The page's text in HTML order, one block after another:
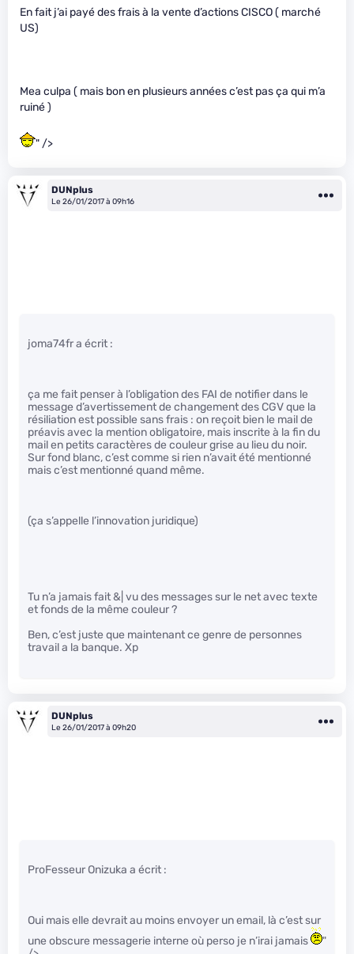
En fait j’ai payé des frais à la vente d’actions CISCO ( marché
US)
Mea culpa ( mais bon en plusieurs années c’est pas ça qui m’a
ruiné )
" />
DUNplus
Le 26/01/2017 à 09h16
joma74fr a écrit :
ça me fait penser à l’obligation des FAI de notifier dans le
message d’avertissement de changement des CGV que la
résiliation est possible sans frais : on reçoit bien le mail de
préavis avec la mention obligatoire, mais inscrite à la fin du
mail en petits caractères de couleur grise au lieu du noir.
Sur fond blanc, c’est comme si rien n’avait été mentionné
mais c’est mentionné quand même.
(ça s’appelle l’innovation juridique)
Tu n’a jamais fait &| vu des messages sur le net avec texte
et fonds de la même couleur ?
Ben, c’est juste que maintenant ce genre de personnes
travail a la banque. Xp
DUNplus
Le 26/01/2017 à 09h20
ProFesseur Onizuka a écrit :
Oui mais elle devrait au moins envoyer un email, là c’est sur
une obscure messagerie interne où perso je n’irai jamais
"